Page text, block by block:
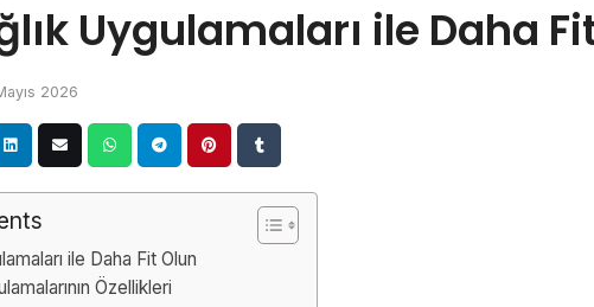
Uygulamaları ile Daha
2026
ile Daha Fit Olun
Özellikleri